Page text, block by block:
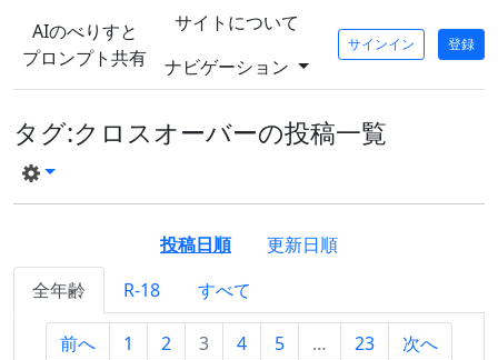
AIのべりすと
プロンプト共有
サイトについて
ナビゲーション
サインイン 登録
タグ:クロスオーバーの投稿一覧
投稿日順
更新日順
全年齢
R-18 すべて
前へ 1 2 3 4 5 … 23 次へ